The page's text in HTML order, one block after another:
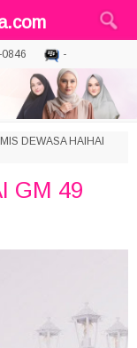
-
DEWASA HAIHAI
GM 49